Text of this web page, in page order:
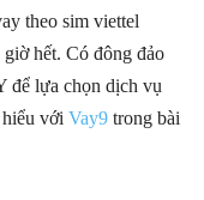
theo sim viettel
hết. Có đông đảo
để lựa chọn dịch vụ
với Vay9 trong bài